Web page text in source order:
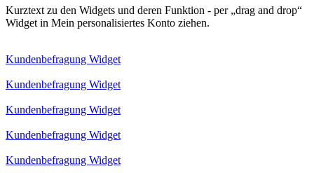
Kurztext zu den Widgets und deren Funktion - per „drag and drop“
Widget in Mein personalisiertes Konto ziehen.
Kundenbefragung Widget
Kundenbefragung Widget
Kundenbefragung Widget
Kundenbefragung Widget
Kundenbefragung Widget